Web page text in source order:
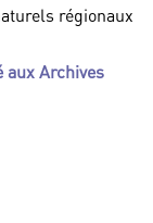
régionaux
aux Archives